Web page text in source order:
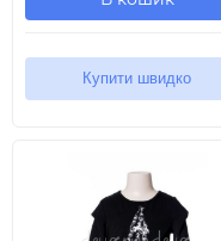
Купити швидко